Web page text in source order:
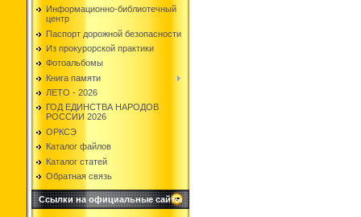
Информационно-библиотечный
центр
Паспорт дорожной безопасности
Из прокурорской практики
Фотоальбомы
Книга памяти
ЛЕТО - 2026
ГОД ЕДИНСТВА НАРОДОВ
РОССИИ 2026
ОРКСЭ
Каталог файлов
Каталог статей
Обратная связь
Ссылки на официальные сайты